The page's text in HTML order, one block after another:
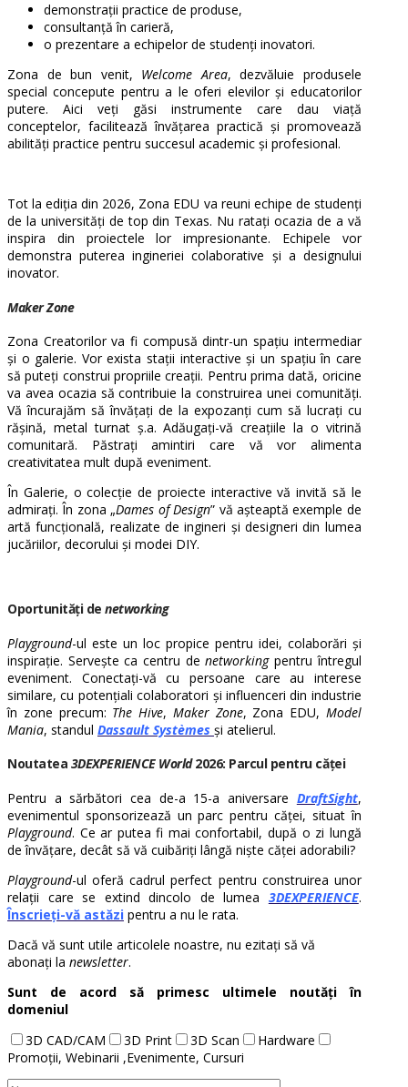
demonstrații practice de produse,
consultanță în carieră,
o prezentare a echipelor de studenți inovatori.
Zona de bun venit, Welcome Area, dezvăluie produsele
special concepute pentru a le oferi elevilor și educatorilor
putere. Aici veți găsi instrumente care dau viață
conceptelor, facilitează învățarea practică și promovează
abilități practice pentru succesul academic și profesional.
Tot la ediția din 2026, Zona EDU va reuni echipe de studenți
de la universități de top din Texas. Nu ratați ocazia de a vă
inspira din proiectele lor impresionante. Echipele vor
demonstra puterea ingineriei colaborative și a designului
inovator.
Maker Zone
Zona Creatorilor va fi compusă dintr-un spațiu intermediar
și o galerie. Vor exista stații interactive și un spațiu în care
să puteți construi propriile creații. Pentru prima dată, oricine
va avea ocazia să contribuie la construirea unei comunități.
Vă încurajăm să învățați de la expozanți cum să lucrați cu
rășină, metal turnat ș.a. Adăugați-vă creațiile la o vitrină
comunitară. Păstrați amintiri care vă vor alimenta
creativitatea mult după eveniment.
În Galerie, o colecție de proiecte interactive vă invită să le
admirați. În zona „Dames of Design” vă așteaptă exemple de
artă funcțională, realizate de ingineri și designeri din lumea
jucăriilor, decorului și modei DIY.
Oportunități denetworking
Playground-ul este un loc propice pentru idei, colaborări și
inspirație. Servește ca centru denetworkingpentru întregul
eveniment. Conectați-vă cu persoane care au interese
similare, cu potențiali colaboratori și influenceri din industrie
în zone precum: The Hive, Maker Zone, Zona EDU, Model
Mania, standul Dassault Systèmes și atelierul.
Noutatea 3DEXPERIENCE World2026: Parcul pentru căței
Pentru a sărbători cea de-a 15-a aniversare DraftSight,
evenimentul sponsorizează un parc pentru căței, situat în
Playground. Ce ar putea fi mai confortabil, după o zi lungă
de învățare, decât să vă cuibăriți lângă niște căței adorabili?
Playground-ul oferă cadrul perfect pentru construirea unor
relații care se extind dincolo de lumea 3DEXPERIENCE.
Înscrieți-vă astăzi pentru a nu le rata.
Dacă vă sunt utile articolele noastre, nu ezitați să vă
abonați la newsletter.
Sunt de acord să primesc ultimele noutăți în
domeniul
3D CAD/CAM
3D Print 3D Scan
Hardware
Promoții, Webinarii ,Evenimente, Cursuri